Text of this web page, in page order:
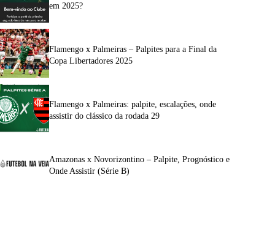
em 2025?
Flamengo x Palmeiras – Palpites para a Final da
Copa Libertadores 2025
Flamengo x Palmeiras: palpite, escalações, onde
assistir do clássico da rodada 29
Amazonas x Novorizontino – Palpite, Prognóstico e
Onde Assistir (Série B)